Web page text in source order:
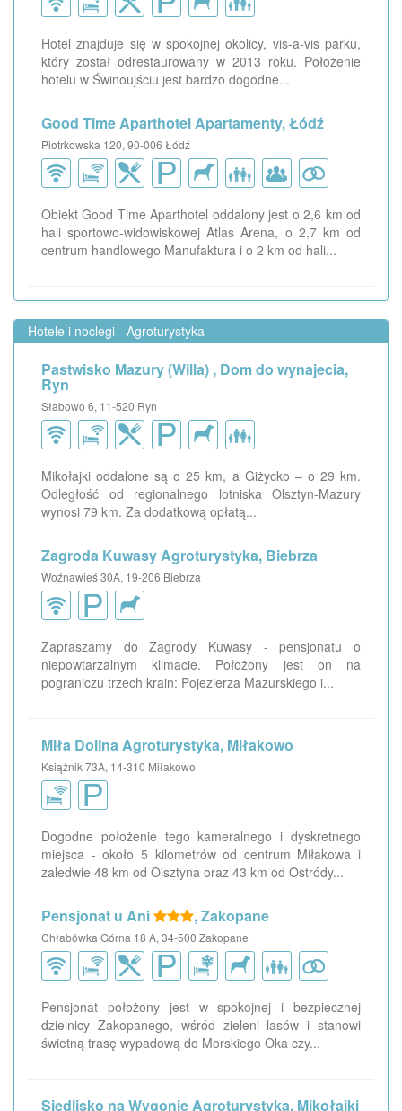
Hotel znajduje się w spokojnej okolicy, vis-a-vis parku,
który został odrestaurowany w 2013 roku. Położenie
hotelu w Świnoujściu jest bardzo dogodne...
Good Time Aparthotel Apartamenty, Łódź
Piotrkowska 120, 90-006 Łódź
Obiekt Good Time Aparthotel oddalony jest o 2,6 km od
hali sportowo-widowiskowej Atlas Arena, o 2,7 km od
centrum handlowego Manufaktura i o 2 km od hali...
Hotele i noclegi - Agroturystyka
Pastwisko Mazury (Willa) , Dom do wynajecia,
Ryn
Słabowo 6, 11-520 Ryn
Mikołajki oddalone są o 25 km, a Giżycko – o 29 km.
Odległość od regionalnego lotniska Olsztyn-Mazury
wynosi 79 km. Za dodatkową opłatą...
Zagroda Kuwasy Agroturystyka, Biebrza
Woźnawieś 30A, 19-206 Biebrza
Zapraszamy do Zagrody Kuwasy - pensjonatu o
niepowtarzalnym klimacie. Położony jest on na
pograniczu trzech krain: Pojezierza Mazurskiego i...
Miła Dolina Agroturystyka, Miłakowo
Książnik 73A, 14-310 Miłakowo
Dogodne położenie tego kameralnego i dyskretnego
miejsca - około 5 kilometrów od centrum Miłakowa i
zaledwie 48 km od Olsztyna oraz 43 km od Ostródy...
Pensjonat u Ani , Zakopane
Chłabówka Górna 18 A, 34-500 Zakopane
Pensjonat położony jest w spokojnej i bezpiecznej
dzielnicy Zakopanego, wśród zieleni lasów i stanowi
świetną trasę wypadową do Morskiego Oka czy...
Siedlisko na Wygonie Agroturystyka, Mikołajki